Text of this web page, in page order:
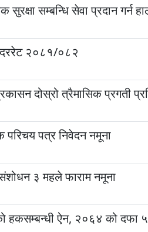
सुरक्षा सम्बन्धि सेवा प्रदान गर्न
दररेट २०८१/०८२
दोस्रो त्रैमासिक प्रगती
परिचय पत्र निवेदन नमूना
३ महले फाराम नमूना
हकसम्बन्धी ऐन, २०६४ को दफा ५